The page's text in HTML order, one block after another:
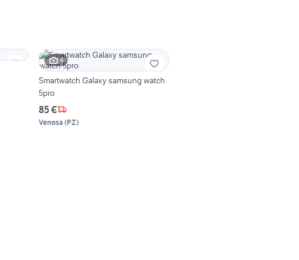
4
Smartwatch Galaxy samsung watch
5pro
85 €
Venosa (PZ)